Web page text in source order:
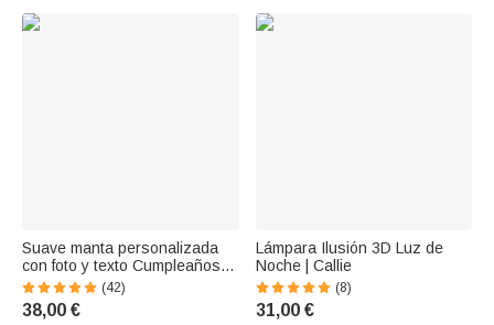
Suave manta personalizada
con foto y texto Cumpleaños
Día de la Madre Regalo para
la familia
(42)
38,00 €
Lámpara Ilusión 3D Luz de
Noche | Callie
(8)
31,00 €